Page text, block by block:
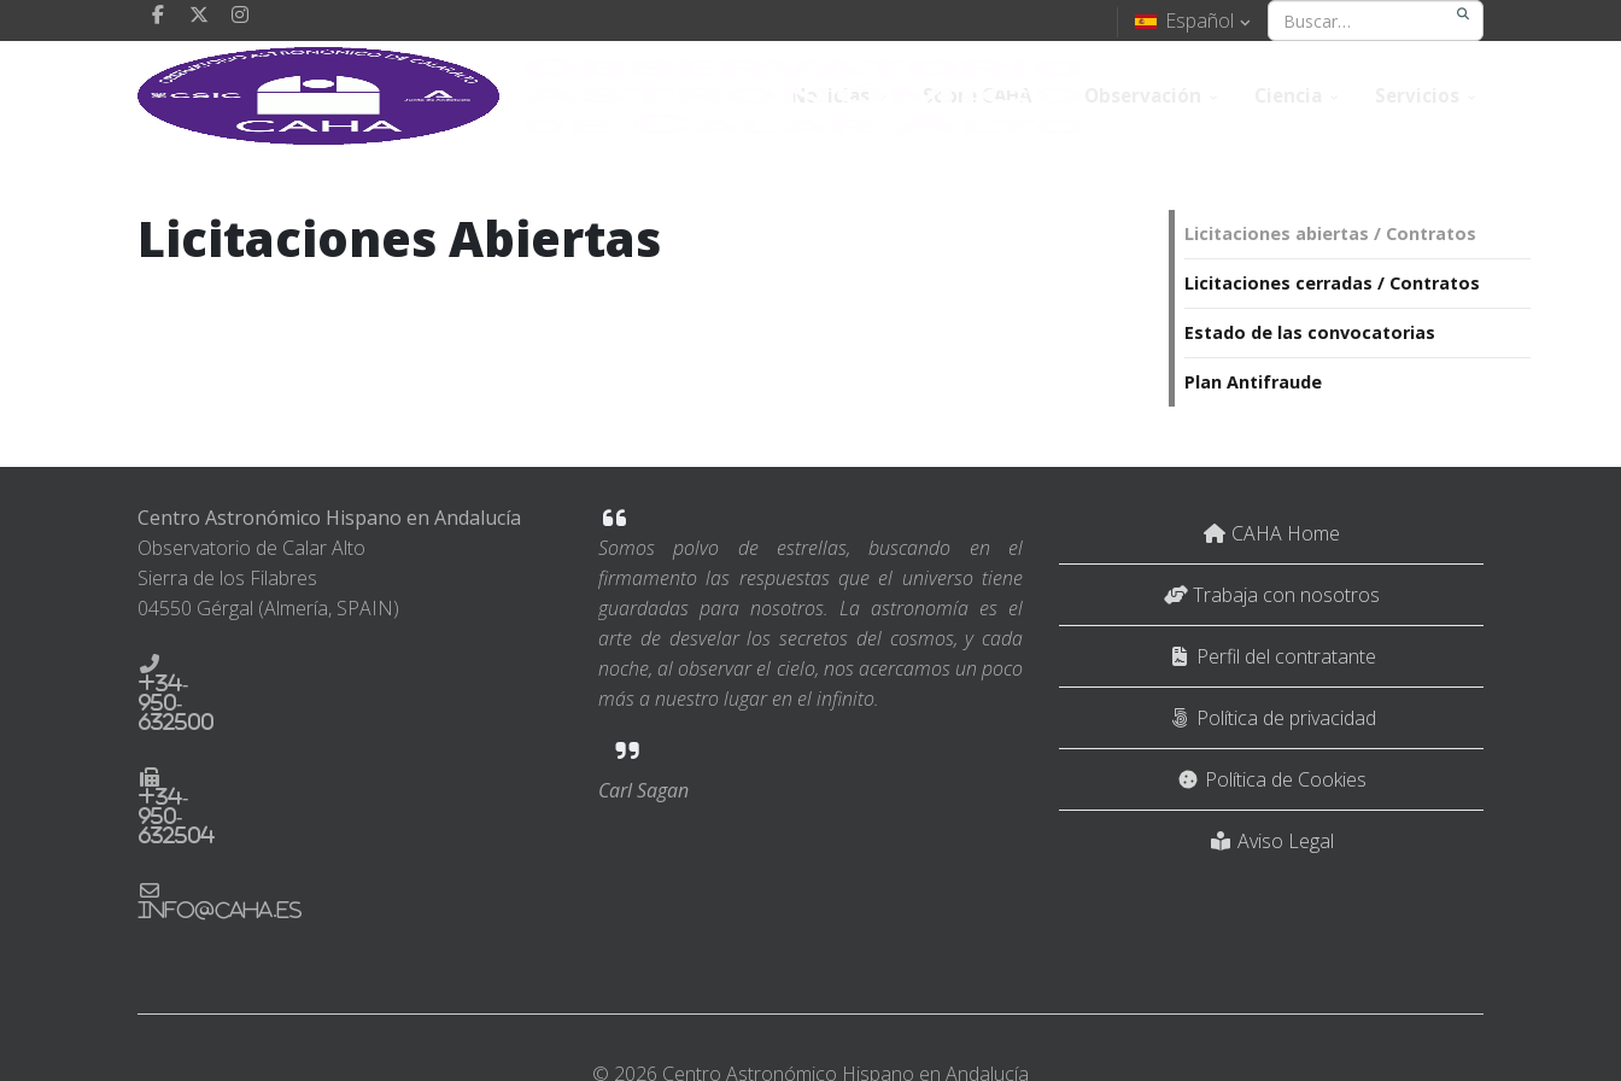
Español
Licitaciones Abiertas Licitaciones abiertas / Contratos
Licitaciones cerradas / Contratos
Estado de las convocatorias
Plan Antifraude
Centro Astronómico Hispano en Andalucía
Observatorio de Calar Alto
Sierra de los Filabres
04550 Gérgal (Almería, SPAIN)
+34-
950-
632500
+34-
950-
632504
info@caha.es
Somos polvo de estrellas, buscando en el
firmamento las respuestas que el universo tiene
guardadas para nosotros. La astronomía es el
arte de desvelar los secretos del cosmos, y cada
noche, al observar el cielo, nos acercamos un poco
más a nuestro lugar en el infinito.
Carl Sagan
CAHA Home
Trabaja con nosotros
Perfil del contratante
Política de privacidad
Política de Cookies
Aviso Legal
© 2026 Centro Astronómico Hispano en Andalucía